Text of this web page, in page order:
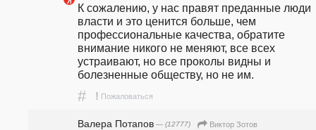
К сожалению, у нас правят преданные люди
власти и это ценится больше, чем
профессиональные качества, обратите
внимание никого не меняют, все всех
устраивают, но все проколы видны и
болезненные обществу, но не им.
# ! Пожаловаться
Валера Потапов — (12777)
Виктор Зотов